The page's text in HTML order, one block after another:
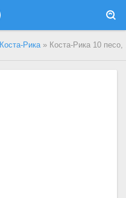
Коста-Рика» Коста-Рика 10 песо,